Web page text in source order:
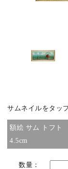
サムネイルをタッ
額絵 サム トフト
4.5cm
数量：